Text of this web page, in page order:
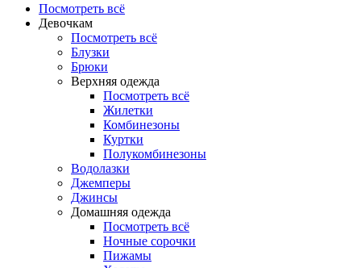
Посмотреть всё
Девочкам
Посмотреть всё
Блузки
Брюки
Верхняя одежда
Посмотреть всё
Жилетки
Комбинезоны
Куртки
Полукомбинезоны
Водолазки
Джемперы
Джинсы
Домашняя одежда
Посмотреть всё
Ночные сорочки
Пижамы